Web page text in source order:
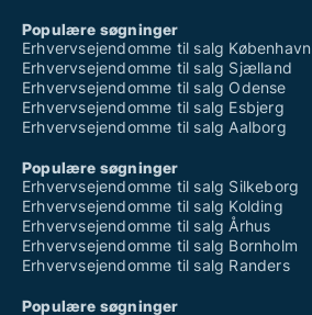
Populære søgninger
Erhvervsejendomme til salg København
Erhvervsejendomme til salg Sjælland
Erhvervsejendomme til salg Odense
Erhvervsejendomme til salg Esbjerg
Erhvervsejendomme til salg Aalborg
Populære søgninger
Erhvervsejendomme til salg Silkeborg
Erhvervsejendomme til salg Kolding
Erhvervsejendomme til salg Århus
Erhvervsejendomme til salg Bornholm
Erhvervsejendomme til salg Randers
Populære søgninger